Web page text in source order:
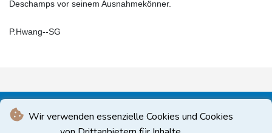
Wir verwenden essenzielle Cookies und Cookies
Deschamps vor seinem Ausnahmekönner.
P.Hwang--SG